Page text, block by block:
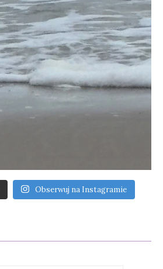
Obserwuj na Instagramie